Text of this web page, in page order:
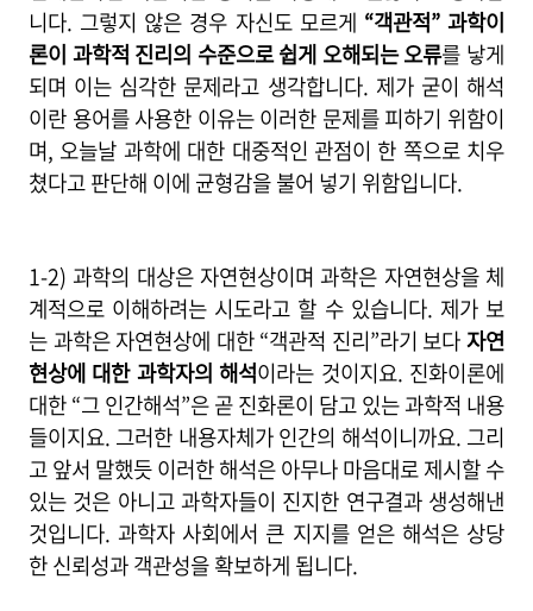
니다. 그렇지 않은 경우 자신도 모르게 “객관적” 과학이
론이 과학적 진리의 수준으로 쉽게 오해되는 오류를 낳게
되며 이는 심각한 문제라고 생각합니다. 제가 굳이 해석
이란 용어를 사용한 이유는 이러한 문제를 피하기 위함이
며, 오늘날 과학에 대한 대중적인 관점이 한 쪽으로 치우
쳤다고 판단해 이에 균형감을 불어 넣기 위함입니다.
1-2) 과학의 대상은 자연현상이며 과학은 자연현상을 체
계적으로 이해하려는 시도라고 할 수 있습니다. 제가 보
는 과학은 자연현상에 대한 “객관적 진리”라기 보다자연
현상에 대한 과학자의 해석이라는 것이지요. 진화이론에
대한 “그 인간해석”은 곧 진화론이 담고 있는 과학적 내용
들이지요. 그러한 내용자체가 인간의 해석이니까요. 그리
고 앞서 말했듯 이러한 해석은 아무나 마음대로 제시할 수
있는 것은 아니고 과학자들이 진지한 연구결과 생성해낸
것입니다. 과학자 사회에서 큰 지지를 얻은 해석은 상당
한 신뢰성과 객관성을 확보하게 됩니다.